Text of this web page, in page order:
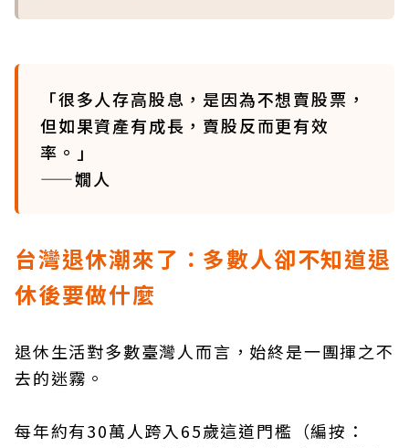
「很多人存高股息，是因為不想賣股票，
但如果資產有成長，賣股反而更有效
率。」
——嫺人
台灣退休潮來了：多數人卻不知道退
休後要做什麼
退休生活對多數臺灣人而言，始終是一團揮之不
去的迷霧。
每年約有30萬人跨入65歲這道門檻（編按：